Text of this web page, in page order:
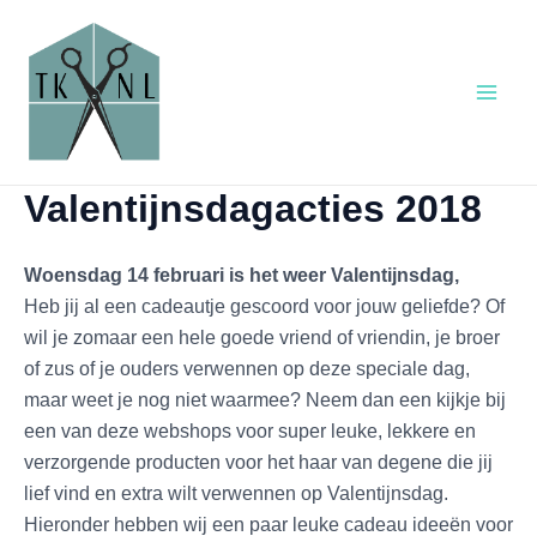
inhoud
Valentijnsdagacties 2018
Woensdag 14 februari is het weer Valentijnsdag,
Heb jij al een cadeautje gescoord voor jouw geliefde? Of
wil je zomaar een hele goede vriend of vriendin, je broer
of zus of je ouders verwennen op deze speciale dag,
maar weet je nog niet waarmee? Neem dan een kijkje bij
een van deze webshops voor super leuke, lekkere en
verzorgende producten voor het haar van degene die jij
lief vind en extra wilt verwennen op Valentijnsdag.
Hieronder hebben wij een paar leuke cadeau ideeën voor